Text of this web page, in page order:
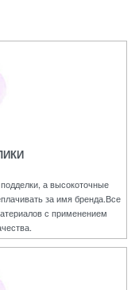
а высокоточные
за имя бренда.Все
с применением